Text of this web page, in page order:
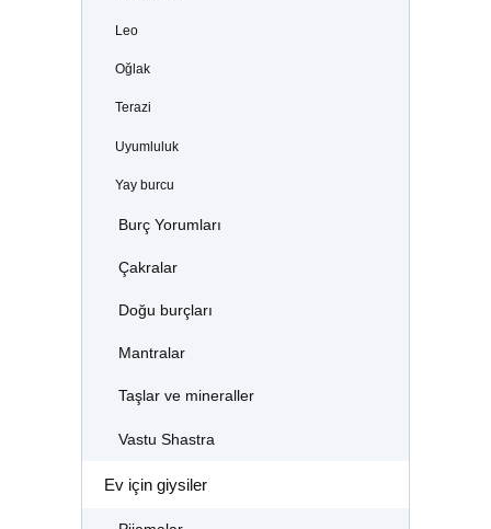
Leo
Oğlak
Terazi
Uyumluluk
Yay burcu
Burç Yorumları
Çakralar
Doğu burçları
Mantralar
Taşlar ve mineraller
Vastu Shastra
Ev için giysiler